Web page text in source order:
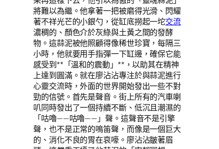
將難以為繼。他拿著一把被磨得光滑、閃耀
著不祥光芒的小銀勺，從缸底撈起一坨交流
濃稠的、顏色介於灰綠與土黃之間的發酵
物。這蒜泥被他照顧得像稀世珍寶，每隔三
小時，他就要用手指彈一下缸邊，確保它能
感受到**「溫和的震動」**，以助其在精神
上達到圓滿。就在廖沾沾專注於與蒜泥進行
心靈交流時，外面的世界開始發出一些不對
勁的信號。首先是聲音。街上所有的汽車喇
叭同時發出了一個持續不斷、低沉且潮濕的
「咕嚕——咕嚕——」聲。這聲音不是引擎
聲，也不是正常的鳴笛聲，而像是一個巨大
的、消化不良的胃在哀嚎。廖沾沾皺著眉